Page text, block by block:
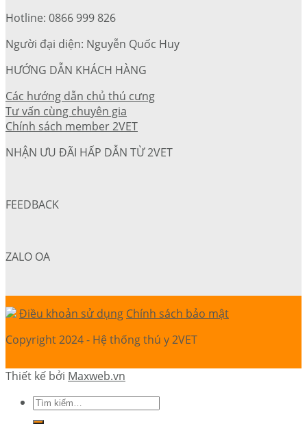
Hotline: 0866 999 826
Người đại diện: Nguyễn Quốc Huy
HƯỚNG DẪN KHÁCH HÀNG
Các hướng dẫn chủ thú cưng
Tư vấn cùng chuyên gia
Chính sách member 2VET
NHẬN ƯU ĐÃI HẤP DẪN TỪ 2VET
FEEDBACK
ZALO OA
Điều khoản sử dụng Chính sách bảo mật
Copyright 2024 - Hệ thống thú y 2VET
Thiết kế bởi Maxweb.vn